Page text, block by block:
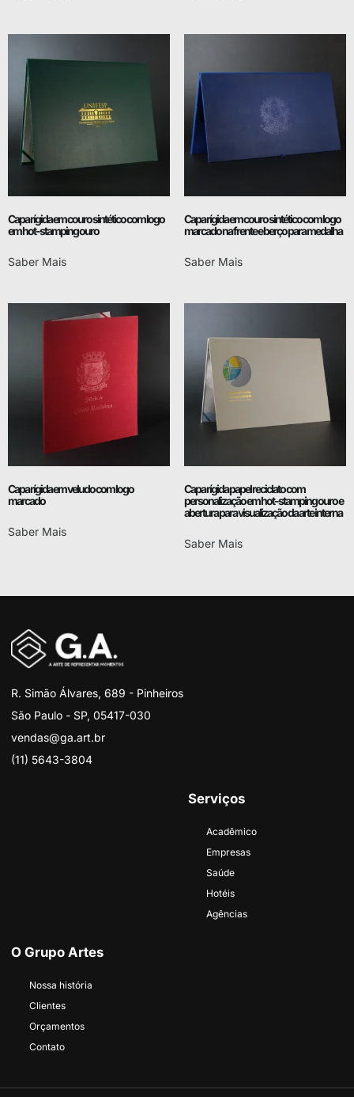
Capa rígida em couro sintético com logo
em hot-stamping ouro
Saber Mais
Capa rígida em couro sintético com logo
marcado na frente e berço para medalha
Saber Mais
Capa rígida em veludo com logo
marcado
Saber Mais
Capa rígida papel reciclato com
personalização em hot-stamping ouro e
abertura para visualização da arte interna
Saber Mais
R. Simão Álvares, 689 - Pinheiros
São Paulo - SP, 05417-030
vendas@ga.art.br
(11) 5643-3804
Serviços
Acadêmico
Empresas
Saúde
Hotéis
Agências
O Grupo Artes
Nossa história
Clientes
Orçamentos
Contato